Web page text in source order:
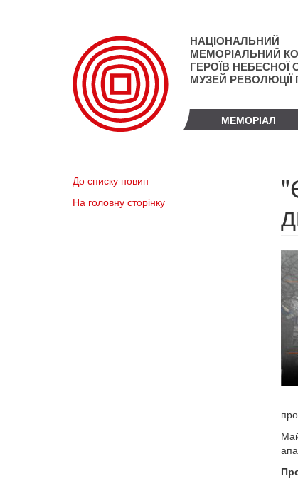
НАЦІОНАЛЬНИЙ
МЕМОРІАЛЬНИЙ
ГЕРОЇВ НЕБЕСНОЇ
МУЗЕЙ РЕВОЛЮЦІЇ
МЕМОРІАЛ
До списку новин
На головну сторінку